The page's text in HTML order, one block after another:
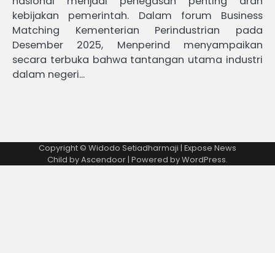
kebijakan pemerintah. Dalam forum Business
Matching Kementerian Perindustrian pada
Desember 2025, Menperind menyampaikan
secara terbuka bahwa tantangan utama industri
dalam negeri…
Copyright © Widodo Setiadharmaji | Expose News
Child byAscendoor| Powered byWordPress.